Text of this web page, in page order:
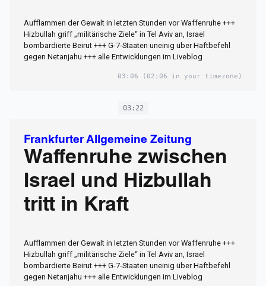
Aufflammen der Gewalt in letzten Stunden vor Waffenruhe +++
Hizbullah griff „militärische Ziele“ in Tel Aviv an, Israel
bombardierte Beirut +++ G-7-Staaten uneinig über Haftbefehl
gegen Netanjahu +++ alle Entwicklungen im Liveblog
03:06 (02:06 in your timezone)
03:22
Frankfurter Allgemeine Zeitung
Waffenruhe zwischen
Israel und Hizbullah
tritt in Kraft
Aufflammen der Gewalt in letzten Stunden vor Waffenruhe +++
Hizbullah griff „militärische Ziele“ in Tel Aviv an, Israel
bombardierte Beirut +++ G-7-Staaten uneinig über Haftbefehl
gegen Netanjahu +++ alle Entwicklungen im Liveblog